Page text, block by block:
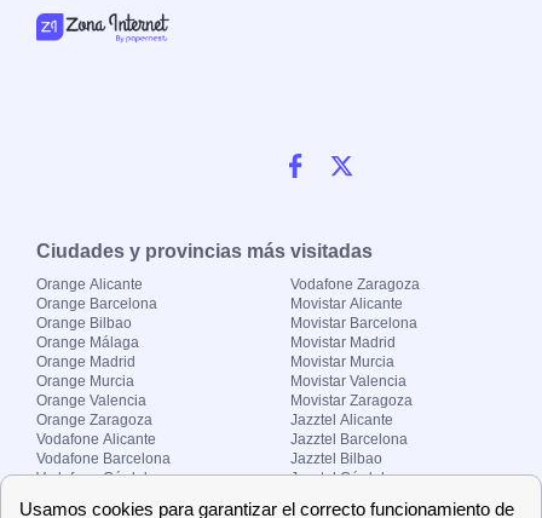
Ciudades y provincias más visitadas
Orange Alicante
Orange Barcelona
Orange Bilbao
Orange Málaga
Orange Madrid
Orange Murcia
Orange Valencia
Orange Zaragoza
Vodafone Alicante
Vodafone Barcelona
Vodafone Córdoba
Vodafone Zaragoza
Movistar Alicante
Movistar Barcelona
Movistar Madrid
Movistar Murcia
Movistar Valencia
Movistar Zaragoza
Jazztel Alicante
Jazztel Barcelona
Jazztel Bilbao
Jazztel Córdoba